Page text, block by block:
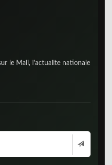
le Mali, l'actualite nationale